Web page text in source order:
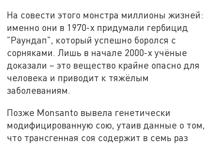
На совести этого монстра миллионы жизней:
именно они в 1970-х придумали гербицид
"Раундап", который успешно боролся с
сорняками. Лишь в начале 2000-х учёные
доказали – это вещество крайне опасно для
человека и приводит к тяжёлым
заболеваниям.
Позже Monsanto вывела генетически
модифицированную сою, утаив данные о том,
что трансгенная соя содержит в семь раз